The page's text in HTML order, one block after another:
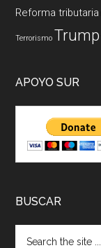
Reforma tributaria
Terrorismo Trump
APOYO SUR
BUSCAR